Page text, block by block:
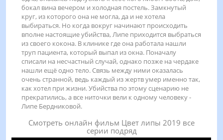
бокал вина вечером и холодная постель. Замкнутый
круг, из которого она не могла, да и не хотела
выбираться. Но когда вокруг начинают происходить
вполне настоящие убийства, Липе приходится выбраться
из своего кокона. В клинике где она работала нашли
труп пациента, который выпал из окна. Поначалу
списали на несчастный случай, однако позже на чердаке
нашли ещё одно тело. Связь между ними оказалась
очень странной, ведь каждый из жертв умер именно так,
как хотел при жизни. Убийства по этому сценарию не
прекратились, а все ниточки вели к одному человеку -
Липе Бердниковой.
Смотреть онлайн фильм Цвет липы 2019 все
серии подряд